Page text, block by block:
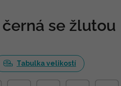
se žlutou
Tabulka velikostí